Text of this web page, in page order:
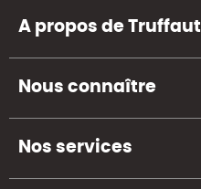
A propos de Truffaut
Nous connaître
Nos services